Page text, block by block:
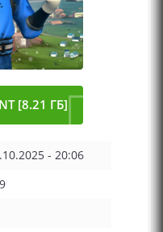
[8.21 ГБ]
- 20:06